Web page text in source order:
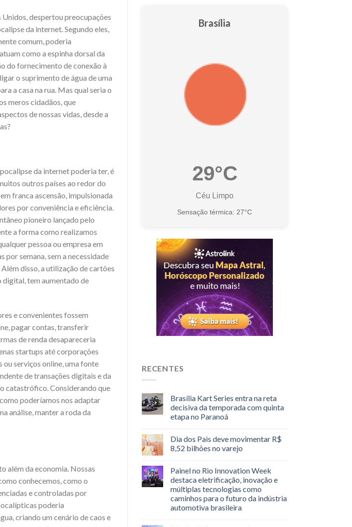
Unidos, despertou preocupações
da internet. Segundo eles,
comum, poderia
como a espinha dorsal da
do fornecimento de conexão à
o suprimento de água de uma
a casa na rua. Mas qual seria o
meros cidadãos, que
de nossas vidas, desde a
da internet poderia ter, é
outros países ao redor do
franca ascensão, impulsionada
por conveniência e eficiência.
pioneiro lançado pelo
a forma como realizamos
pessoa ou empresa em
por semana, sem a necessidade
disso, a utilização de cartões
tem aumentado de
e convenientes fossem
pagar contas, transferir
de renda desapareceria
startups até corporações
serviços online, uma fonte
de transações digitais e da
catastrófico. Considerando que
poderíamos nos adaptar
análise, manter a roda da
além da economia. Nossas
conhecemos, como o
e controladas por
poderia
criando um cenário de caos e
Brasília
29°C
Céu Limpo
Sensação térmica: 27°C
RECENTES
Brasília Kart Series entra na reta
decisiva da temporada com quinta
etapa no Paranoá
Dia dos Pais deve movimentar R$
8,52 bilhões no varejo
Painel no Rio Innovation Week
destaca eletrificação, inovação e
múltiplas tecnologias como
caminhos para o futuro da indústria
automotiva brasileira